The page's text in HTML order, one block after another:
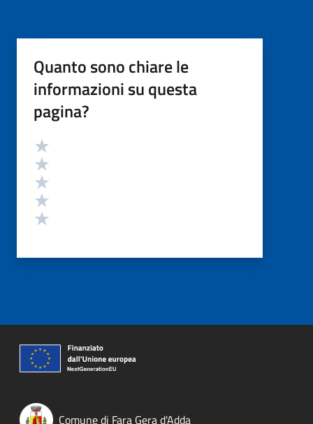
Quanto sono chiare le
informazioni su questa
pagina?
Valutazione
Comune di Fara Gera d'Adda